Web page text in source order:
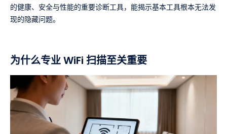
的健康、安全与性能的重要诊断工具，能揭示基本工具根本无法发
现的隐藏问题。
为什么专业 WiFi 扫描至关重要